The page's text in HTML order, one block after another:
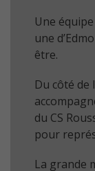
Une
une
être.
Du côté de
du CS
pour
La grande